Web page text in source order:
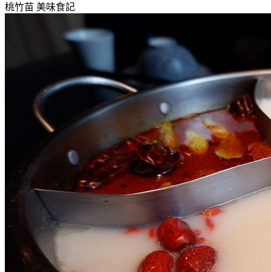
桃竹苗 美味食記